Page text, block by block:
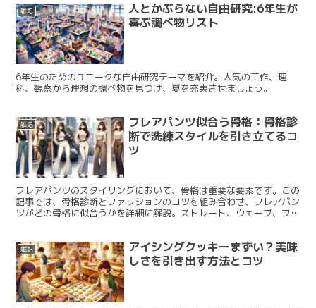
雑記
人とかぶらない自由研究:6年生が
喜ぶ調べ物リスト
6年生のためのユニークな自由研究テーマを紹介。人気の工作、理
科、観察から理想の調べ物を見つけ、夏を充実させましょう。
雑記
フレアパンツ似合う骨格：骨格診
断で洗練スタイルを引き立てるコ
ツ
フレアパンツのスタイリングにおいて、骨格は重要な要素です。この
記事では、骨格診断とファッションのコツを組み合わせ、フレアパン
ツがどの骨格に似合うかを詳細に解説。ストレート、ウェーブ、フレ
て、必読の一記事です。
雑記
アイシングクッキーまずい？美味
しさを引き出す方法とコツ